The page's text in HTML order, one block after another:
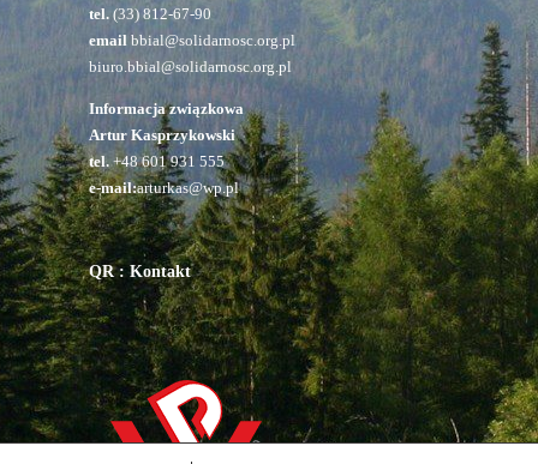
tel.(33) 812-67-90
email bbial@solidarnosc.org.pl
biuro.bbial@solidarnosc.org.pl
Informacja związkowa
Artur Kasprzykowski
tel.+48 601 931 555
e-mail:arturkas@wp.pl
QR : Kontakt